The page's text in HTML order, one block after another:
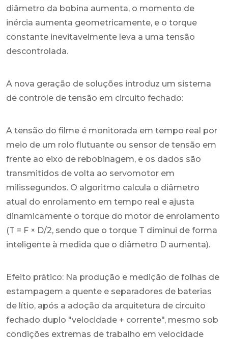
diâmetro da bobina aumenta, o momento de
inércia aumenta geometricamente, e o torque
constante inevitavelmente leva a uma tensão
descontrolada.
A nova geração de soluções introduz um sistema
de controle de tensão em circuito fechado:
A tensão do filme é monitorada em tempo real por
meio de um rolo flutuante ou sensor de tensão em
frente ao eixo de rebobinagem, e os dados são
transmitidos de volta ao servomotor em
milissegundos. O algoritmo calcula o diâmetro
atual do enrolamento em tempo real e ajusta
dinamicamente o torque do motor de enrolamento
(T = F × D/2, sendo que o torque T diminui de forma
inteligente à medida que o diâmetro D aumenta).
Efeito prático: Na produção e medição de folhas de
estampagem a quente e separadores de baterias
de lítio, após a adoção da arquitetura de circuito
fechado duplo "velocidade + corrente", mesmo sob
condições extremas de trabalho em velocidade